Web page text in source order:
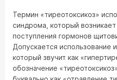
Термин «тиреотоксикоз»
синдрома, который
поступления гормонов
Допускается использование
который звучит как
обозначение